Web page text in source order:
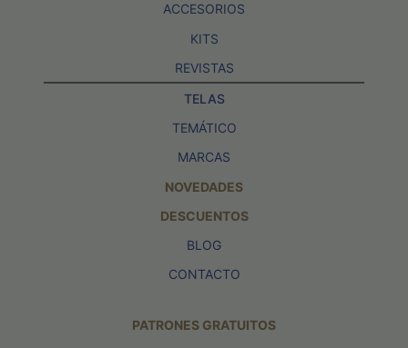
ACCESORIOS
KITS
REVISTAS
TELAS
TEMÁTICO
MARCAS
NOVEDADES
DESCUENTOS
BLOG
CONTACTO
PATRONES GRATUITOS